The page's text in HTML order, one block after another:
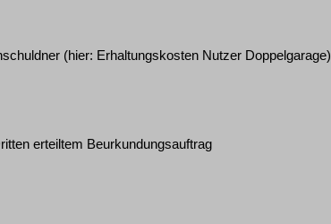
(hier: Erhaltungskosten Nutzer Doppelgarage)
erteiltem Beurkundungsauftrag